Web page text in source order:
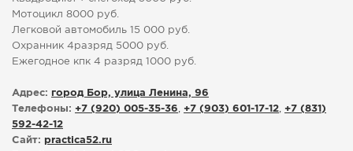
Мотоцикл 8000 руб.
Легковой автомобиль 15 000 руб.
Охранник 4разряд 5000 руб.
Ежегодное кпк 4 разряд 1000 руб.
Адрес: город Бор, улица Ленина, 96
Телефоны: +7 (920) 005-35-36 +7 (903) 601-17-12
+7 (831)
592-42-12
Сайт: practica52.ru